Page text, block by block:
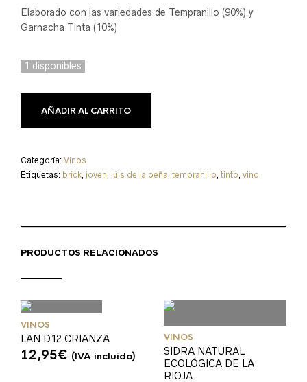
Elaborado con las variedades de Tempranillo (90%) y
Garnacha Tinta (10%)
1 disponibles
AÑADIR AL CARRITO
Categoría: Vinos
Etiquetas: brick joven luis de la peña tempranillo tinto vino
PRODUCTOS RELACIONADOS
VINOS
LAN D12 CRIANZA
12,95€ (IVA incluido)
VINOS
SIDRA NATURAL
ECOLÓGICA DE LA
RIOJA